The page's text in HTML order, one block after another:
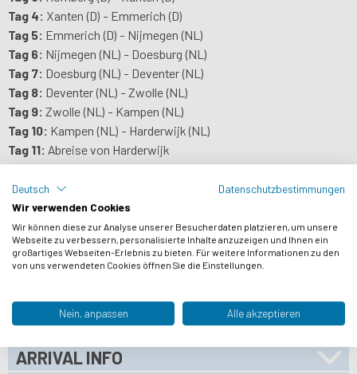
Tag 4: Xanten (D) - Emmerich (D)
Tag 5: Emmerich (D) - Nijmegen (NL)
Tag 6: Nijmegen (NL) - Doesburg (NL)
Tag 7: Doesburg (NL) - Deventer (NL)
Tag 8: Deventer (NL) - Zwolle (NL)
Tag 9: Zwolle (NL) - Kampen (NL)
Tag 10: Kampen (NL) - Harderwijk (NL)
Tag 11: Abreise von Harderwijk
DETAILLIERTE ROUTENBESCHREIBUNG
PREISE
UNTERKUNFT
RÄDER
PRAKTISCHE INFORMATION
ARRIVAL INFO
Deutsch
Datenschutzbestimmungen
Wir verwenden Cookies
Wir können diese zur Analyse unserer Besucherdaten platzieren, um unsere
Webseite zu verbessern, personalisierte Inhalte anzuzeigen und Ihnen ein
großartiges Webseiten-Erlebnis zu bieten. Für weitere Informationen zu den
von uns verwendeten Cookies öffnen Sie die Einstellungen.
Nein, anpassen Alle akzeptieren